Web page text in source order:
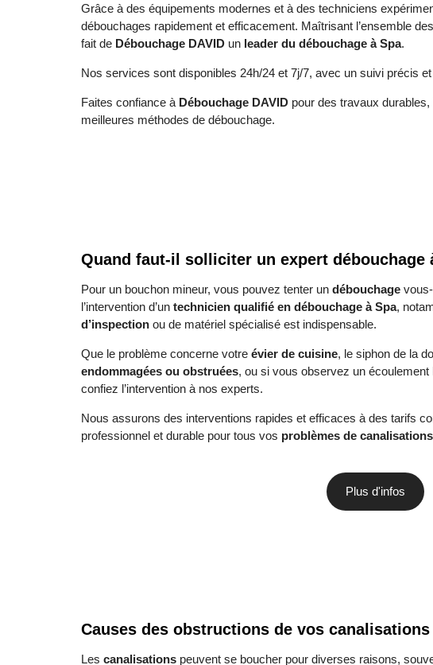
Grâce à des équipements modernes et à des techniciens
débouchages rapidement et efficacement. Maîtrisant l’ensemble
fait de Débouchage DAVID un leader du débouchage à Spa.
Nos services sont disponibles 24h/24 et 7j/7, avec un suivi précis
Faites confiance à Débouchage DAVID pour des travaux
meilleures méthodes de débouchage.
Quand faut-il solliciter un expert débouchage
Pour un bouchon mineur, vous pouvez tenter un débouchage
l’intervention d’un technicien qualifié en débouchage à Spa,
d’inspection ou de matériel spécialisé est indispensable.
Que le problème concerne votre évier de cuisine, le siphon de la
endommagées ou obstruées, ou si vous observez un
confiez l’intervention à nos experts.
Nous assurons des interventions rapides et efficaces à des tarifs
professionnel et durable pour tous vos problèmes de
Plus d'infos
Causes des obstructions de vos canalisations
Les canalisations peuvent se boucher pour diverses raisons,